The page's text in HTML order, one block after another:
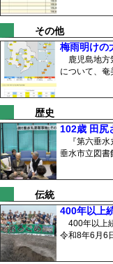
その他
梅雨明けの
鹿児島地方
について、
歴史
102歳 田尻
『第六垂水
垂水市立図
伝統
400年以上
400年以上
令和8年6月6